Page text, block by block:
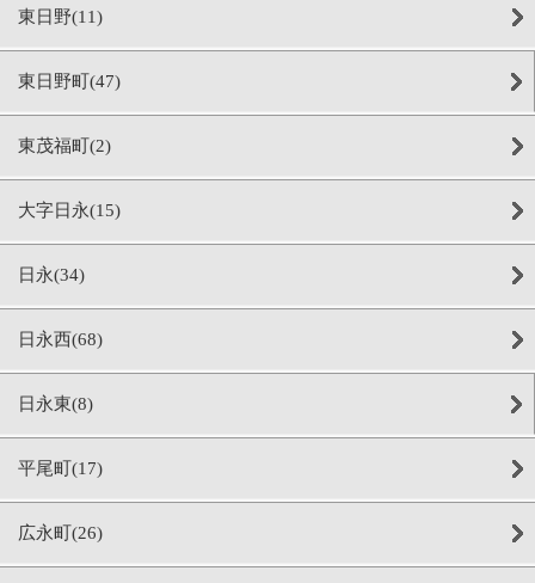
東日野(11)
東日野町(47)
東茂福町(2)
大字日永(15)
日永(34)
日永西(68)
日永東(8)
平尾町(17)
広永町(26)